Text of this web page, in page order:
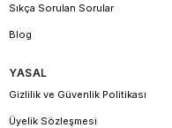
Sıkça Sorulan Sorular
Blog
YASAL
Gizlilik ve Güvenlik Politikası
Üyelik Sözleşmesi